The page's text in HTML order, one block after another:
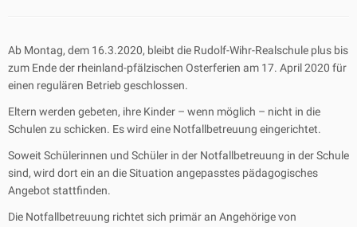
Ab Montag, dem 16.3.2020, bleibt die Rudolf-Wihr-Realschule plus bis
zum Ende der rheinland-pfälzischen Osterferien am 17. April 2020 für
einen regulären Betrieb geschlossen.
Eltern werden gebeten, ihre Kinder – wenn möglich – nicht in die
Schulen zu schicken. Es wird eine Notfallbetreuung eingerichtet.
Soweit Schülerinnen und Schüler in der Notfallbetreuung in der Schule
sind, wird dort ein an die Situation angepasstes pädagogisches
Angebot stattfinden.
Die Notfallbetreuung richtet sich primär an Angehörige von